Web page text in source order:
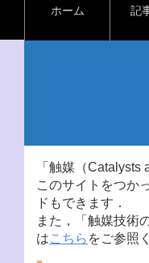
ホーム 記
「触媒（
このサイトをつか
ドもできます．
また，「触媒技術
はこちら をご参照